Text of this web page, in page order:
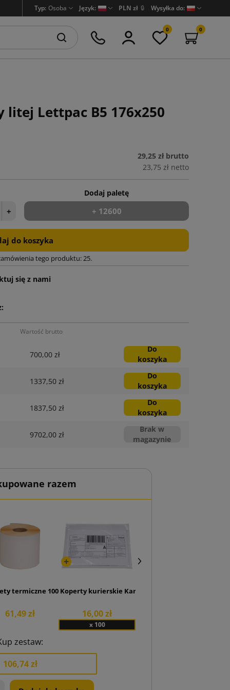
Typ: Osoba Język: PLN zł 🔒 Wysyłka do:
0 0
litej Lettpac B5 176x250
29,25 zł brutto
23,75 zł netto
+
Dodaj paletę
+ 12600
do koszyka
tego produktu: 25.
się z nami
Wartość brutto
700,00 zł
Do
koszyka
1337,50 zł
Do
koszyka
1837,50 zł
Do
koszyka
9702,00 zł
Brak w
magazynie
razem
B5 176x250
termiczne 100x150 rolka 500 szt.
61,49 zł
Koperty kurierskie Kangurki Przylgi C6
16,00 zł
x 100
zestaw:
106,74 zł